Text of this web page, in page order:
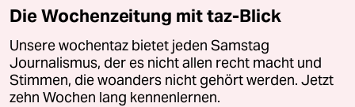
Die Wochenzeitung mit taz-Blick
Unsere wochentaz bietet jeden Samstag
Journalismus, der es nicht allen recht macht und
Stimmen, die woanders nicht gehört werden. Jetzt
zehn Wochen lang kennenlernen.